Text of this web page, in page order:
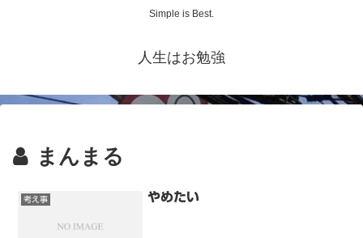
Simple is Best.
人生はお勉強
まんまる
考え事 やめたい